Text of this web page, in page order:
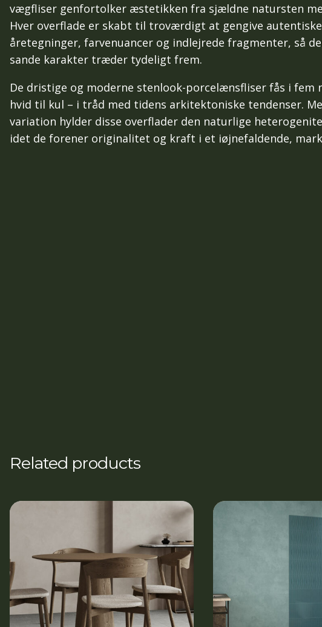
vægfliser genfortolker æstetikken fra sjældne natursten
Hver overflade er skabt til troværdigt at gengive
åretegninger, farvenuancer og indlejrede fragmenter, så
sande karakter træder tydeligt frem.
De dristige og moderne stenlook-porcelænsfliser fås i fem
hvid til kul – i tråd med tidens arkitektoniske tendenser.
variation hylder disse overflader den naturlige
idet de forener originalitet og kraft i et iøjnefaldende,
Related products